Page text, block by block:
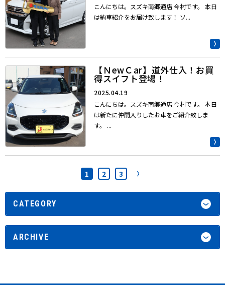
こんにちは。スズキ南郷通店 今村です。 本日
は納車紹介をお届け致します！ ソ...
【ＮewＣar】道外仕入！お買
得スイフト登場！
2025.04.19
こんにちは。スズキ南郷通店 今村です。 本日
は新たに仲間入りしたお車をご紹介致しま
す。 ...
1 2 3
CATEGORY
ARCHIVE